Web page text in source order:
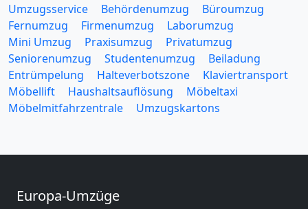
Umzugsservice Behördenumzug
Büroumzug
Fernumzug
Firmenumzug
Laborumzug
Mini Umzug
Praxisumzug
Privatumzug
Seniorenumzug
Studentenumzug
Beiladung
Entrümpelung
Halteverbotszone
Klaviertransport
Möbellift
Haushaltsauflösung
Möbeltaxi
Möbelmitfahrzentrale
Umzugskartons
Europa-Umzüge